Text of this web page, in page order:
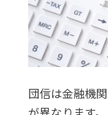
団信は金融機